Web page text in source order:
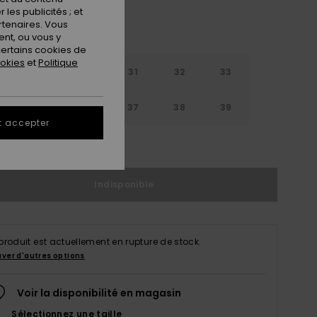
31 32 33
35 36 37 38 39
le Guide des tailles
est actuellement en rupture de stock.
d'autres options
Voir la disponibilité en magasin
Sélectionnez une taille
les publicités ; et
Vous
ou vous y
cookies de
etPolitique
accepter